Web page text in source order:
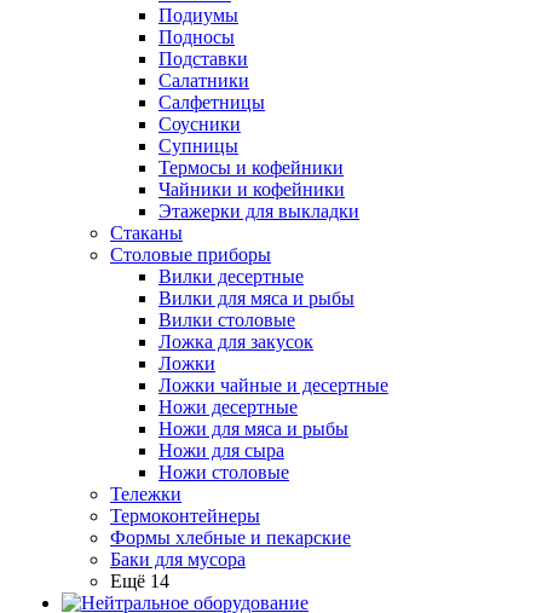
Подиумы
Подносы
Подставки
Салатники
Салфетницы
Соусники
Супницы
Термосы и кофейники
Чайники и кофейники
Этажерки для выкладки
Стаканы
Столовые приборы
Вилки десертные
Вилки для мяса и рыбы
Вилки столовые
Ложка для закусок
Ложки
Ложки чайные и десертные
Ножи десертные
Ножи для мяса и рыбы
Ножи для сыра
Ножи столовые
Тележки
Термоконтейнеры
Формы хлебные и пекарские
Баки для мусора
Ещё 14